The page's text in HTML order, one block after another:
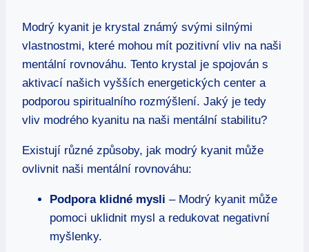
Modrý kyanit je krystal známý svými silnými
vlastnostmi, které mohou mít pozitivní vliv na naši
mentální rovnováhu. Tento krystal je spojován s
aktivací našich vyšších energetických center a
podporou spiritualního rozmýšlení. Jaký je tedy
vliv modrého kyanitu na naši mentální stabilitu?
Existují různé způsoby, jak modrý kyanit může
ovlivnit naši mentální rovnováhu:
Podpora klidné mysli – Modrý kyanit může
pomoci uklidnit mysl a redukovat negativní
myšlenky.